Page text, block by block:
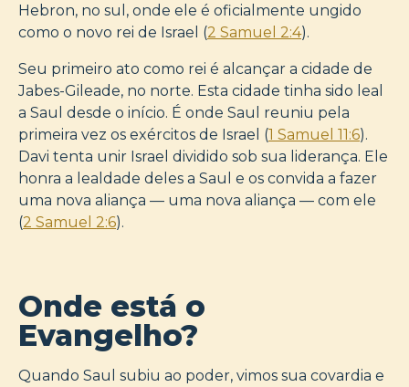
Hebron, no sul, onde ele é oficialmente ungido
como o novo rei de Israel (2 Samuel 2:4).
Seu primeiro ato como rei é alcançar a cidade de
Jabes-Gileade, no norte. Esta cidade tinha sido leal
a Saul desde o início. É onde Saul reuniu pela
primeira vez os exércitos de Israel (1 Samuel 11:6).
Davi tenta unir Israel dividido sob sua liderança. Ele
honra a lealdade deles a Saul e os convida a fazer
uma nova aliança — uma nova aliança — com ele
(2 Samuel 2:6).
Onde está o
Evangelho?
Quando Saul subiu ao poder, vimos sua covardia e